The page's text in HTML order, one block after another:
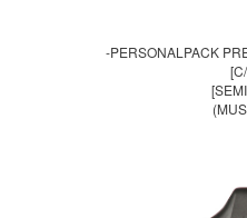
-PERSONALPACK